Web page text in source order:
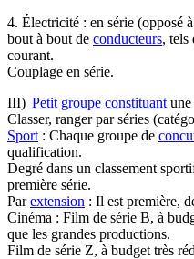
4. Électricité : en série (opposé
bout à bout de conducteurs, tels
courant.
Couplage en série.
III) Petit groupe constituant une
Classer, ranger par séries
Sport : Chaque groupe de
qualification.
Degré dans un classement
première série.
Parextension : Il est première,
Cinéma : Film de série B, à
que les grandes productions.
Film de série Z, à budget très